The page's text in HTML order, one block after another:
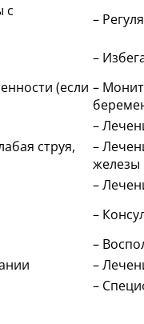
с
–
–
(если –
–
струя,
–
железы
–
–
–
–
–